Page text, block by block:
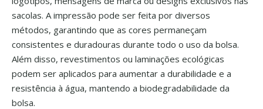
sacolas. A impressão pode ser feita por diversos
métodos, garantindo que as cores permaneçam
consistentes e duradouras durante todo o uso da bolsa.
Além disso, revestimentos ou laminações ecológicas
podem ser aplicados para aumentar a durabilidade e a
resistência à água, mantendo a biodegradabilidade da
bolsa.